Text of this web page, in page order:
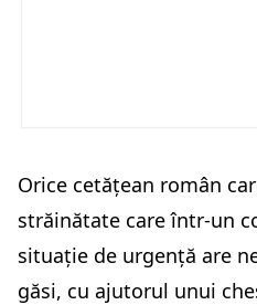
Orice cetățean român
străinătate care într-un
situație de urgență are
găsi, cu ajutorul unui